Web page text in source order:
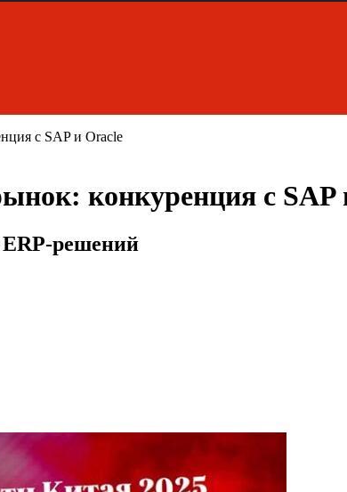
с SAP и Oracle
конкуренция с SAP
ERP-решений